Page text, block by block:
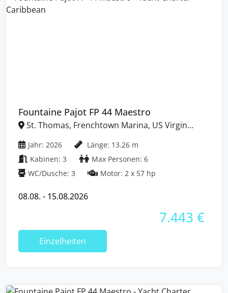
Fountaine Pajot FP 44 Maestro
Jahr: 2026
Länge: 13.26 m
Kabinen: 3
Max Personen: 6
WC/Dusche: 3
Motor: 2 x 57 hp
08.08. - 15.08.2026
7.443 €
Einzelheiten